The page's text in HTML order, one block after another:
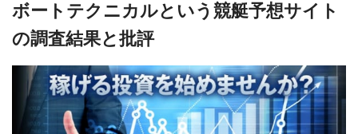
ボートテクニカルという競艇予想サイト
の調査結果と批評